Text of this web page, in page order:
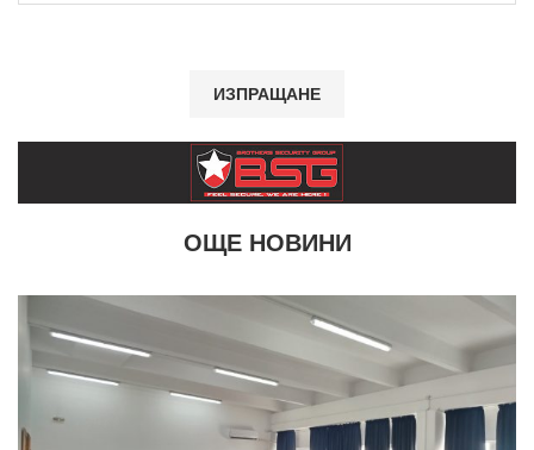
ОЩЕ НОВИНИ